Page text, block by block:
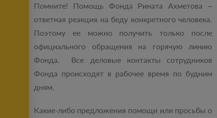
Помните! Помощь Фонда Рината Ахметова –
ответная реакция на беду конкретного человека.
Поэтому ее можно получить только после
официального обращения на горячую линию
Фонда. Все деловые контакты сотрудников
Фонда происходят в рабочее время по будним
дням.
Какие-либо предложения помощи или просьбы о